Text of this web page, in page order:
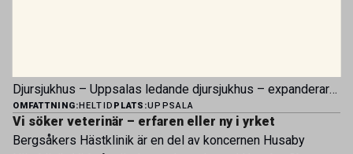
Djursjukhus – Uppsalas ledande djursjukhus – expanderar
nu sin specialistverksamhet och söker legitimerade
veterinärer med specialistkompetens som vill vara med
och forma vårt nästa kapitel. Hos oss möter du ett
OMFATTNING: HELTID PLATS:UPPSALA
Vi söker veterinär – erfaren eller ny i yrket
Bergsåkers Hästklinik är en del av koncernen Husaby